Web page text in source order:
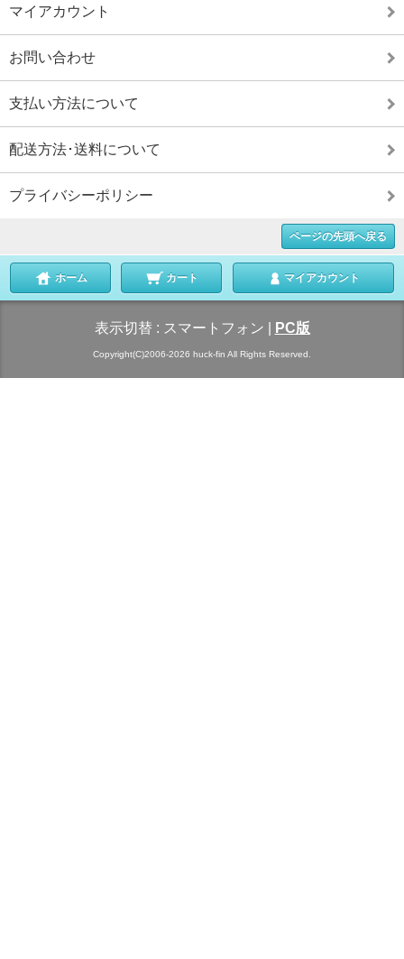
マイアカウント
お問い合わせ
支払い方法について
配送方法･送料について
プライバシーポリシー
ページの先頭へ戻る
ホーム カート マイアカウント
表示切替 : スマートフォン PC版
Copyright(C)2006-2026 huck-fin All Rights Reserved.